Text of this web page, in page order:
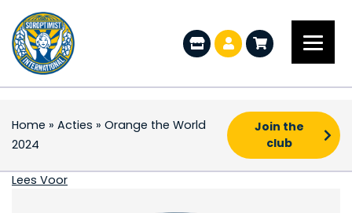
Home » Acties » Orange the World
2024
Join the
club
Orange the World
Lees Voor